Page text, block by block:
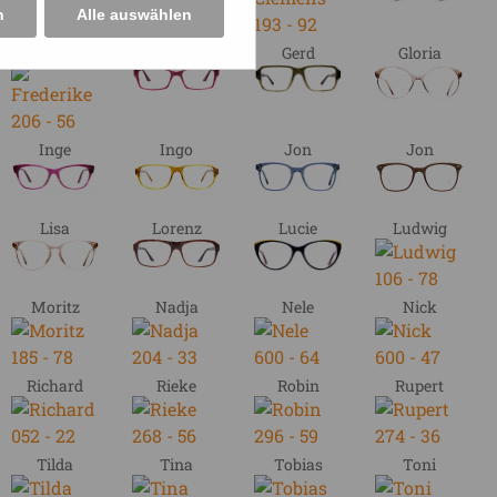
Gerd Gloria
Inge Ingo Jon Jon
Lisa Lorenz Lucie Ludwig
Moritz Nadja Nele Nick
Richard Rieke Robin Rupert
Tilda Tina Tobias Toni
Alle auswählen